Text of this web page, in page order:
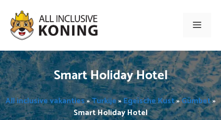
naar
inhoud
Menu
Smart Holiday Hotel
All inclusive vakanties»Turkije»Egeïsche Kust»Gümbet»
Smart Holiday Hotel